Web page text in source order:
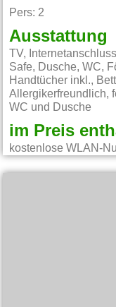
Pers: 2
Ausstattung
TV,
Safe, Dusche, WC,
Handtücher inkl.,
Allergikerfreundlich,
WC und Dusche
im Preis
kostenlose WLAN-